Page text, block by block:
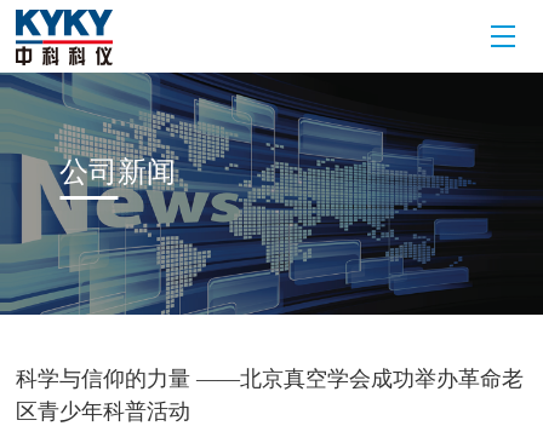
公司新闻
科学与信仰的力量 ——北京真空学会成功举办革命老
区青少年科普活动